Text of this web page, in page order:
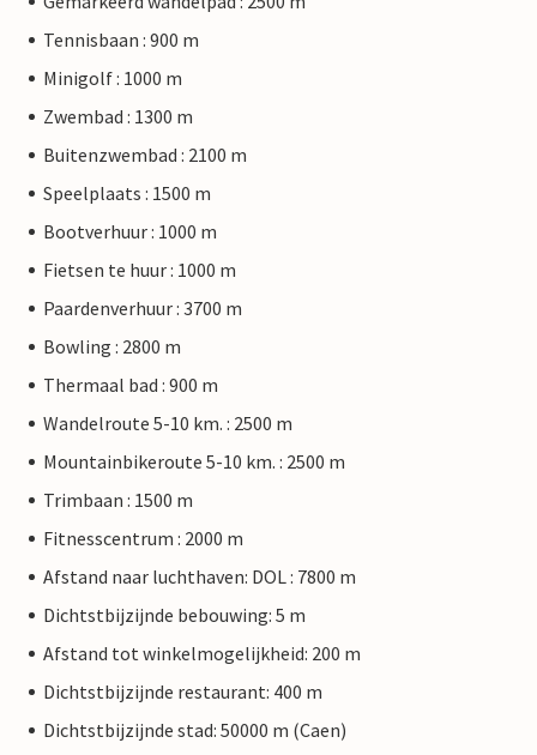
Tennisbaan : 900 m
Minigolf : 1000 m
Zwembad : 1300 m
Buitenzwembad : 2100 m
Speelplaats : 1500 m
Bootverhuur : 1000 m
Fietsen te huur : 1000 m
Paardenverhuur : 3700 m
Bowling : 2800 m
Thermaal bad : 900 m
Wandelroute 5-10 km. : 2500 m
Mountainbikeroute 5-10 km. : 2500 m
Trimbaan : 1500 m
Fitnesscentrum : 2000 m
Afstand naar luchthaven: DOL : 7800 m
Dichtstbijzijnde bebouwing: 5 m
Afstand tot winkelmogelijkheid: 200 m
Dichtstbijzijnde restaurant: 400 m
Dichtstbijzijnde stad: 50000 m (Caen)